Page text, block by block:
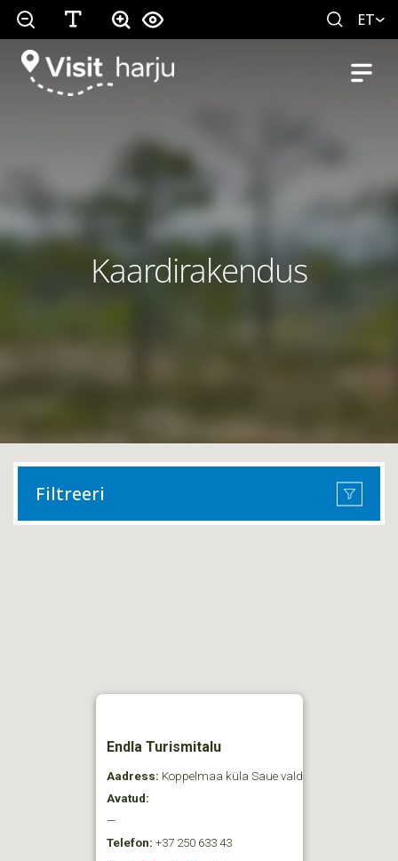
ET
Kaardirakendus
Filtreeri
Endla Turismitalu
Aadress: Koppelmaa küla Saue vald
Avatud:
—
Telefon: +37 250 633 43